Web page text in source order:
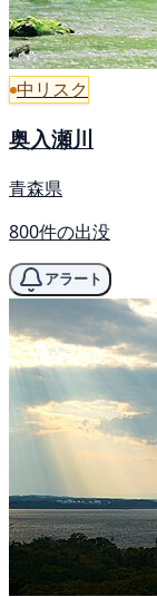
中リスク
奥入瀬川
青森県
800件の出没
アラート